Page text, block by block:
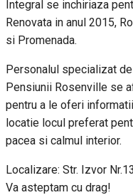
Integral se inchiriaza
Renovata in anul 2015,
si Promenada.
Personalul specializat
Pensiunii Rosenville se
pentru a le oferi
locatie locul preferat
pacea si calmul interior.
Localizare: Str. Izvor
Va asteptam cu drag!